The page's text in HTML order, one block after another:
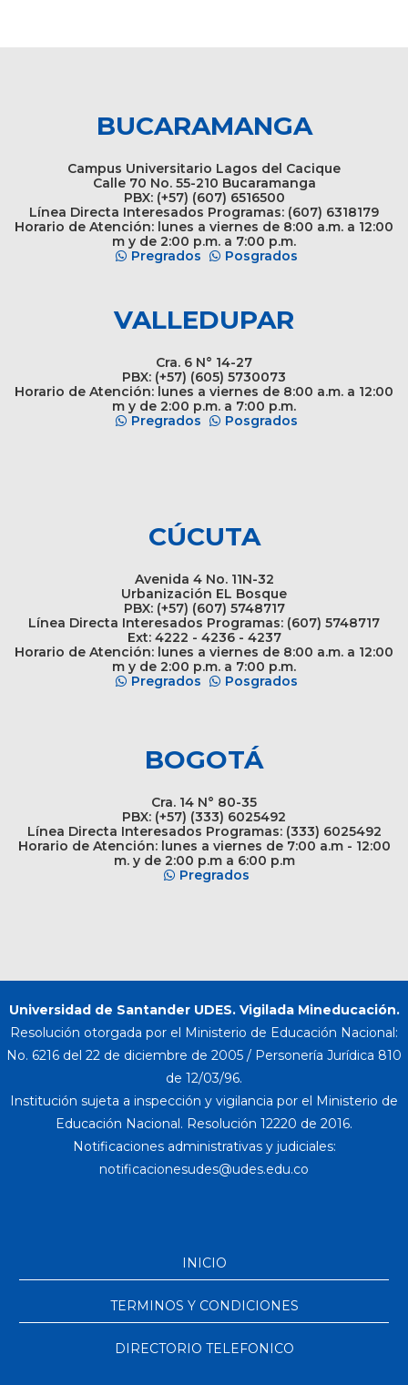
BUCARAMANGA
Campus Universitario Lagos del Cacique
Calle 70 No. 55-210 Bucaramanga
PBX: (+57) (607) 6516500
Línea Directa Interesados Programas: (607) 6318179
Horario de Atención: lunes a viernes de 8:00 a.m. a 12:00
m y de 2:00 p.m. a 7:00 p.m.
Pregrados
Posgrados
VALLEDUPAR
Cra. 6 N° 14-27
PBX: (+57) (605) 5730073
Horario de Atención: lunes a viernes de 8:00 a.m. a 12:00
m y de 2:00 p.m. a 7:00 p.m.
Pregrados
Posgrados
CÚCUTA
Avenida 4 No. 11N-32
Urbanización EL Bosque
PBX: (+57) (607) 5748717
Línea Directa Interesados Programas: (607) 5748717
Ext: 4222 - 4236 - 4237
Horario de Atención: lunes a viernes de 8:00 a.m. a 12:00
m y de 2:00 p.m. a 7:00 p.m.
Pregrados
Posgrados
BOGOTÁ
Cra. 14 N° 80-35
PBX: (+57) (333) 6025492
Línea Directa Interesados Programas: (333) 6025492
Horario de Atención: lunes a viernes de 7:00 a.m - 12:00
m. y de 2:00 p.m a 6:00 p.m
Pregrados
Universidad de Santander UDES. Vigilada Mineducación.
Resolución otorgada por el Ministerio de Educación Nacional:
No. 6216 del 22 de diciembre de 2005 / Personería Jurídica 810
de 12/03/96.
Institución sujeta a inspección y vigilancia por el Ministerio de
Educación Nacional. Resolución 12220 de 2016.
Notificaciones administrativas y judiciales:
INICIO
TERMINOS Y CONDICIONES
DIRECTORIO TELEFONICO